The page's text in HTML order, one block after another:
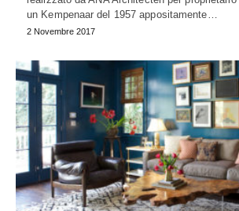
un Kempenaar del 1957 appositamente…
2 Novembre 2017